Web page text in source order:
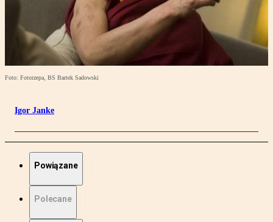
Foto: Fotorzepa, BS Bartek Sadowski
Igor Janke
Powiązane
Polecane